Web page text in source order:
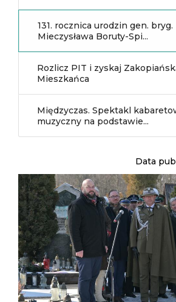
131. rocznica urodzin gen. bryg.
Mieczysława Boruty-Spi...
Rozlicz PIT i zyskaj
Mieszkańca
Międzyczas. Spektakl
muzyczny na podstawie...
Data